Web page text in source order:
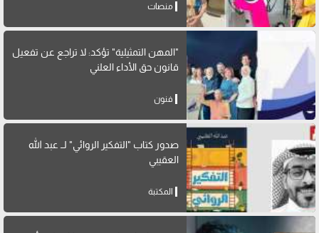
منصات
"المهن التمثيلية" تؤكد: لا تراجع عن تفعيل
قانون حق الأداء العلني
فنون
صدور كتاب "التفكير الروائي" لــ عبد الله
العقيبي
المكتبة